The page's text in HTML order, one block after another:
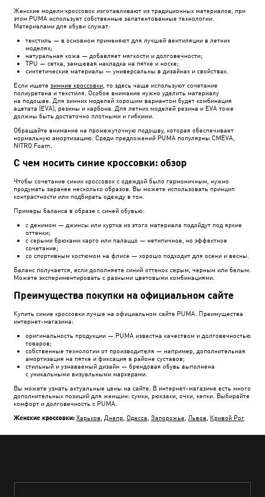
Женские модели кроссовок изготавливают из традиционных материалов, при
этом PUMA использует собственные запатентованные технологии.
Материалами для обуви служат:
текстиль — в основном применяют для лучшей вентиляции в летних
моделях;
натуральная кожа — добавляет мягкости и долговечности;
TPU — сетка, замшевая накладка на пятке и носке;
синтетические материалы — универсальны в дизайнах и свойствах.
Если ищете зимние кроссовки , то здесь чаще используют сочетание
полиуретана и текстиля. Особое внимание нужно уделить материалу
на подошве. Для зимних моделей хорошим вариантом будет комбинация
ацетата (EVA), резины и карбона. Для летних моделей резина и EVA тоже
должны быть достаточно плотными и гибкими.
Обращайте внимание на промежуточную подошву, которая обеспечивает
нормальную амортизацию. Среди предложений PUMA популярны CMEVA,
NITRO Foam.
С чем носить синие кроссовки: обзор
Чтобы сочетание синих кроссовок с одеждой было гармоничным, нужно
продумать заранее несколько образов. Вы можете использовать принцип
контрастности или подбирать одежду в тон.
Примеры баланса в образе с синей обувью:
с денимом — джинсы или куртка из этого материала подойдут под яркие
оттенки;
с серыми брюками карго или палаццо — нетипичное, но эффектное
сочетание;
со спортивным костюмом на флисе — хорошо подходит для осени и весны.
Баланс получается, если дополняете синий оттенок серым, черным или белым.
Можете экспериментировать с разными цветовыми комбинациями.
Преимущества покупки на официальном сайте
Купить синие кроссовки лучше на официальном сайте PUMA. Преимущества
интернет-магазина:
оригинальность продукции — PUMA известна качеством и долговечностью
товаров;
собственные технологии от производителя — например, дополнительная
амортизация на пятке и фиксация в районе суставов;
стильный и узнаваемый дизайн — брендовая обувь выполнена
с уникальными визуальными маркерами.
Вы можете узнать актуальные цены на сайте. В интернет-магазине есть много
дополнительных позиций для женщин: сумки, рюкзаки, очки, кепки. Выбирайте
комфорт и долговечность с PUMA.
Женские кроссовки: Харьков Днепр Одесса Запорожье Львов Кривой Рог